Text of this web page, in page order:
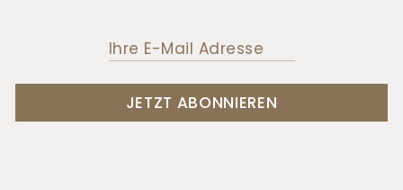
JETZT ABONNIEREN